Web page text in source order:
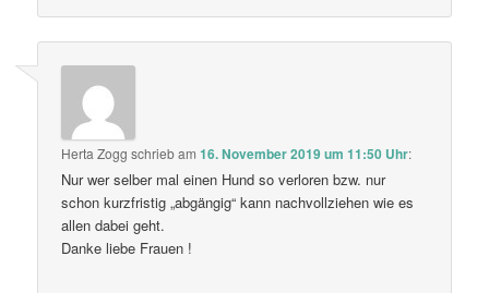
Herta Zogg schriebam16. November 2019 um 11:50 Uhr:
Nur wer selber mal einen Hund so verloren bzw. nur
schon kurzfristig „abgängig“ kann nachvollziehen wie es
allen dabei geht.
Danke liebe Frauen !